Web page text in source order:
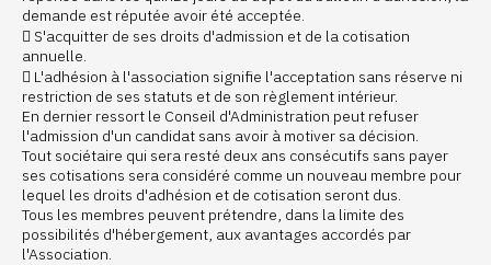
demande est réputée avoir été acceptée.
 S'acquitter de ses droits d'admission et de la cotisation
annuelle.
 L'adhésion à l'association signifie l'acceptation sans réserve ni
restriction de ses statuts et de son règlement intérieur.
En dernier ressort le Conseil d'Administration peut refuser
l'admission d'un candidat sans avoir à motiver sa décision.
Tout sociétaire qui sera resté deux ans consécutifs sans payer
ses cotisations sera considéré comme un nouveau membre pour
lequel les droits d'adhésion et de cotisation seront dus.
Tous les membres peuvent prétendre, dans la limite des
possibilités d'hébergement, aux avantages accordés par
l'Association.